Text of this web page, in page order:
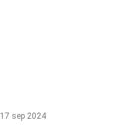
17 sep 2024